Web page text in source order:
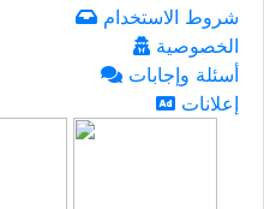
شروط الاستخدام
الخصوصية
أسئلة وإجابات
إعلانات